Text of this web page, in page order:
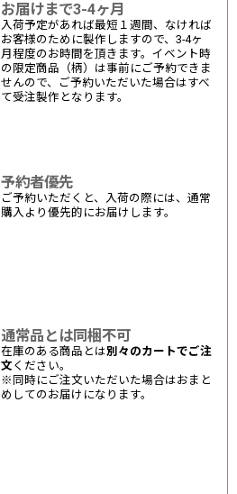
お届けまで3-4ヶ月
入荷予定があれば最短１週間、なければ
お客様のために製作しますので、3-4ヶ
月程度のお時間を頂きます。イベント時
の限定商品（柄）は事前にご予約できま
せんので、ご予約いただいた場合はすべ
て受注製作となります。
予約者優先
ご予約いただくと、入荷の際には、通常
購入より優先的にお届けします。
通常品とは同梱不可
在庫のある商品とは別々のカートでご注
文 ください。
※同時にご注文いただいた場合はおまと
めしてのお届けになります。